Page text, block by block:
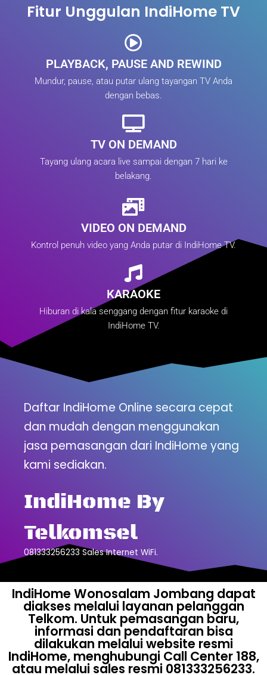
Fitur Unggulan IndiHome TV
PLAYBACK, PAUSE AND REWIND
Mundur, pause, atau putar ulang tayangan TV Anda
dengan bebas.
TV ON DEMAND
Tayang ulang acara live sampai dengan 7 hari ke
belakang.
VIDEO ON DEMAND
Kontrol penuh video yang Anda putar di IndiHome TV.
KARAOKE
Hiburan di kala senggang dengan fitur karaoke di
IndiHome TV.
Daftar IndiHome Online secara cepat
dan mudah dengan menggunakan
jasa pemasangan dari IndiHome yang
kami sediakan.
IndiHome By
Telkomsel
081333256233 Sales Internet WiFi.
IndiHome Wonosalam Jombang dapat
diakses melalui layanan pelanggan
Telkom. Untuk pemasangan baru,
informasi dan pendaftaran bisa
dilakukan melalui website resmi
IndiHome, menghubungi Call Center 188,
atau melalui sales resmi 081333256233.